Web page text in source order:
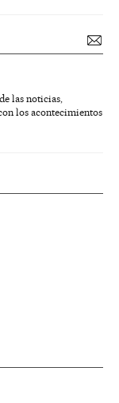
las noticias,
los acontecimientos